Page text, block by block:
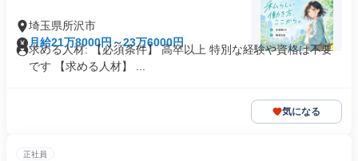
埼玉県所沢市
月給21万8000円～23万6000円
求める人材: 【必須条件】 高卒以上 特別な経験や資格は不要
です 【求める人材】 ...
気になる
正社員